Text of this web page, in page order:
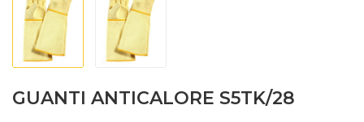
GUANTI ANTICALORE S5TK/28